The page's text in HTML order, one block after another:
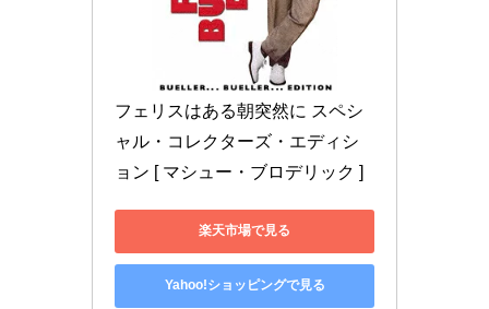
フェリスはある朝突然に スペシ
ャル・コレクターズ・エディシ
ョン [ マシュー・ブロデリック ]
楽天市場で見る
Yahoo!ショッピングで見る